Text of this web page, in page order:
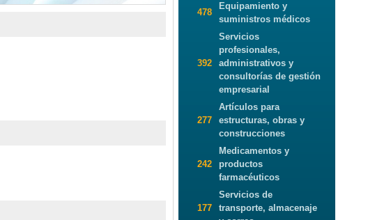
478
Equipamiento y
suministros médicos
392
Servicios
profesionales,
administrativos y
consultorías de gestión
empresarial
277
Artículos para
estructuras, obras y
construcciones
242
Medicamentos y
productos
farmacéuticos
177
Servicios de
transporte, almacenaje